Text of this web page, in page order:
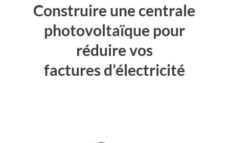
Construire une centrale
photovoltaïque pour
réduire vos
factures d’électricité